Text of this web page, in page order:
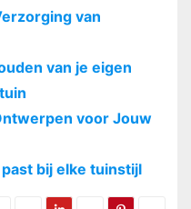
van
van je eigen
voor Jouw
bij elke tuinstijl